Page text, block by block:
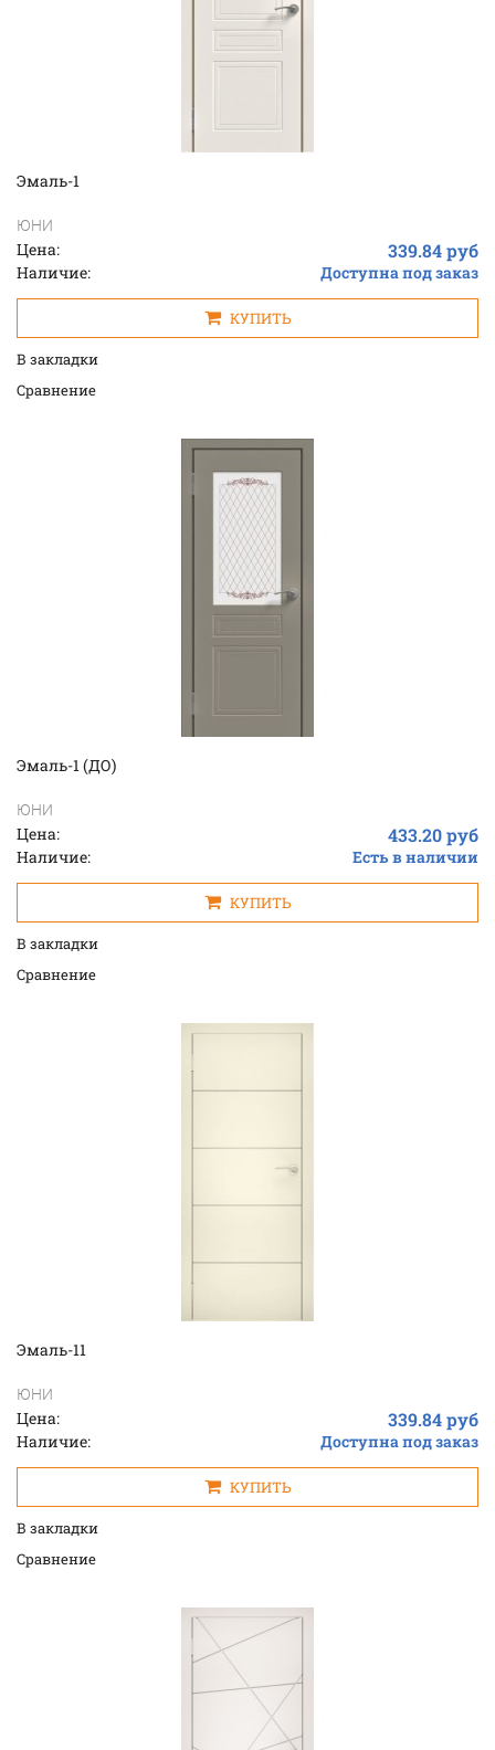
Эмаль-1
ЮНИ
Цена: 339.84 руб
Наличие: Доступна под заказ
КУПИТЬ
В закладки
Cравнение
Эмаль-1 (ДО)
ЮНИ
Цена: 433.20 руб
Наличие: Есть в наличии
КУПИТЬ
В закладки
Cравнение
Эмаль-11
ЮНИ
Цена: 339.84 руб
Наличие: Доступна под заказ
КУПИТЬ
В закладки
Cравнение